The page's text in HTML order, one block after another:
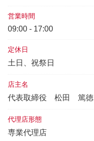
営業時間
09:00 - 17:00
定休日
土日、祝祭日
店主名
代表取締役 松田 篤徳
代理店形態
専業代理店